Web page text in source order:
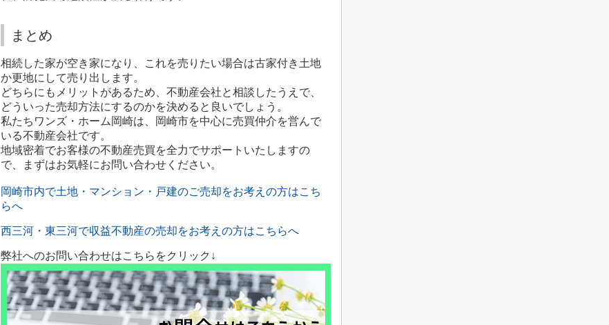
まとめ
相続した家が空き家になり、これを売りたい場合は古家付き土地
か更地にして売り出します。
どちらにもメリットがあるため、不動産会社と相談したうえで、
どういった売却方法にするのかを決めると良いでしょう。
私たちワンズ・ホーム岡崎は、岡崎市を中心に売買仲介を営んで
いる不動産会社です。
地域密着でお客様の不動産売買を全力でサポートいたしますの
で、まずはお気軽にお問い合わせください。
岡崎市内で土地・マンション・戸建のご売却をお考えの方はこち
らへ
西三河・東三河で収益不動産の売却をお考えの方はこちらへ
弊社へのお問い合わせはこちらをクリック↓